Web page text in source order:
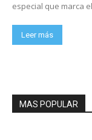
especial que marca
Leer más
MAS POPULAR